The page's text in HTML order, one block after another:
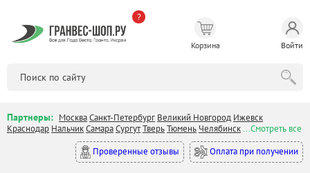
?
Корзина Войти
Партнеры: МоскваСанкт-Петербург Великий Новгород Ижевск
Краснодар НальчикСамараСургутТверьТюмень Челябинск...Смотреть все
Проверенные отзывы
Оплата при получении